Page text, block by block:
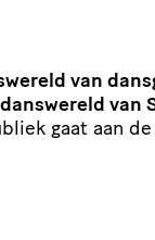
van
van
gaat aan